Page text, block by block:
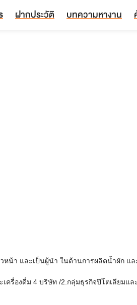
ฝากประวัติ บทความหางาน
น้า และเป็นผู้นำ ในด้านการผลิตน้ำผัก แ
ครื่องดื่ม 4 บริษัท /2.กลุ่มธุรกิจปิโตเลียมแ